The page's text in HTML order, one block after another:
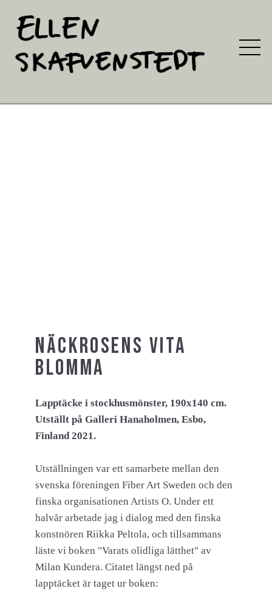
Näckrosens vita
blomma
Lapptäcke i stockhusmönster, 190x140 cm.
Utställt på Galleri Hanaholmen, Esbo,
Finland 2021.
Utställningen var ett samarbete mellan den
svenska föreningen Fiber Art Sweden och den
finska organisationen Artists O. Under ett
halvår arbetade jag i dialog med den finska
konstnören Riikka Peltola, och tillsammans
läste vi boken "Varats olidliga lätthet" av
Milan Kundera. Citatet längst ned på
lapptäcket är taget ur boken: